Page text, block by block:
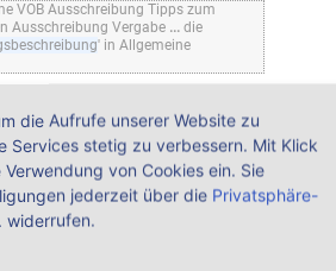
VOB Ausschreibung Tipps zum
Ausschreibung Vergabe ... die
' in Allgemeine
davon, ob es sich... Treffer
Software und Fachinformationen
die Aufrufe unserer Website zu
Services stetig zu verbessern. Mit Klick
Verwendung von Cookies ein. Sie
jederzeit über die Privatsphäre-
widerrufen.